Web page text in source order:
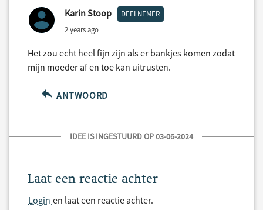
Karin Stoop DEELNEMER
2 years ago
Het zou echt heel fijn zijn als er bankjes komen zodat
mijn moeder af en toe kan uitrusten.
ANTWOORD
IDEE IS INGESTUURD OP 03-06-2024
Laat een reactie achter
Login en laat een reactie achter.